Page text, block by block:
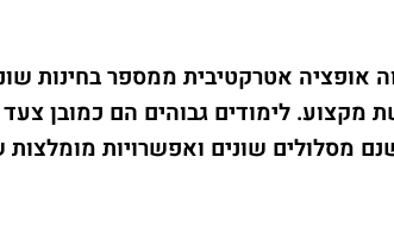
אופציה אטרקטיבית ממספר בחינות
מקצוע. לימודים גבוהים הם כמובן
מסלולים שונים ואפשרויות